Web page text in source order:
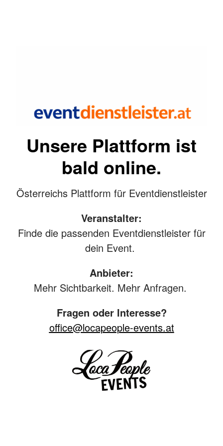
Unsere Plattform ist
bald online.
Österreichs Plattform für Eventdienstleister
Veranstalter:
Finde die passenden Eventdienstleister für
dein Event.
Anbieter:
Mehr Sichtbarkeit. Mehr Anfragen.
Fragen oder Interesse?
office@locapeople-events.at